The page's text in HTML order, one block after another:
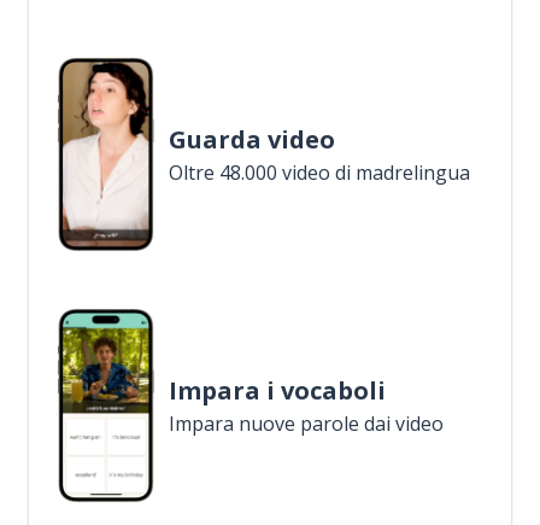
Guarda video
Oltre 48.000 video di madrelingua
Impara i vocaboli
Impara nuove parole dai video